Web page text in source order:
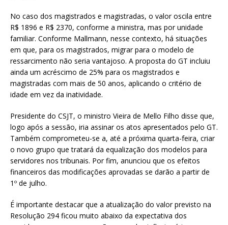
No caso dos magistrados e magistradas, o valor oscila entre
R$ 1896 e R$ 2370, conforme a ministra, mas por unidade
familiar. Conforme Mallmann, nesse contexto, há situações
em que, para os magistrados, migrar para o modelo de
ressarcimento não seria vantajoso. A proposta do GT incluiu
ainda um acréscimo de 25% para os magistrados e
magistradas com mais de 50 anos, aplicando o critério de
idade em vez da inatividade.
Presidente do CSJT, o ministro Vieira de Mello Filho disse que,
logo após a sessão, iria assinar os atos apresentados pelo GT.
Também comprometeu-se a, até a próxima quarta-feira, criar
o novo grupo que tratará da equalização dos modelos para
servidores nos tribunais. Por fim, anunciou que os efeitos
financeiros das modificações aprovadas se darão a partir de
1º de julho.
É importante destacar que a atualização do valor previsto na
Resolução 294 ficou muito abaixo da expectativa dos